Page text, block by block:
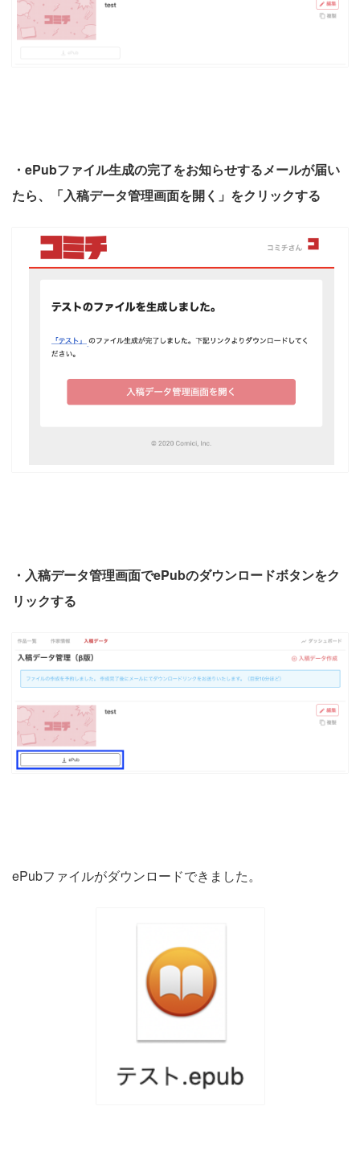
・ePubファイル生成の完了をお知らせするメールが届い
たら、「入稿データ管理画面を開く」をクリックする
・入稿データ管理画面でePubのダウンロードボタンをク
リックする
ePubファイルがダウンロードできました。